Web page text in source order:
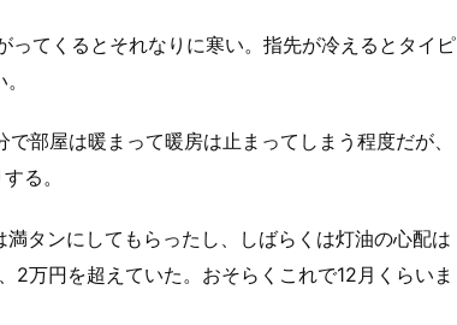
てくるとそれなりに寒い。指先が冷えるとタイピ
部屋は暖まって暖房は止まってしまう程度だが、
る。
タンにしてもらったし、しばらくは灯油の心配は
万円を超えていた。おそらくこれで12月くらいま